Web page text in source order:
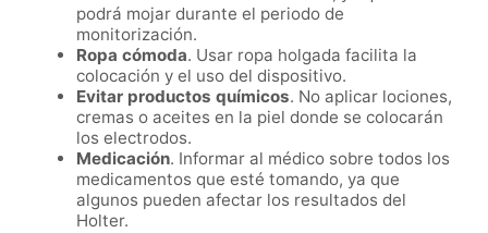
podrá mojar durante el periodo de
monitorización.
Ropa cómoda. Usar ropa holgada facilita la
colocación y el uso del dispositivo.
Evitar productos químicos. No aplicar lociones,
cremas o aceites en la piel donde se colocarán
los electrodos.
Medicación. Informar al médico sobre todos los
medicamentos que esté tomando, ya que
algunos pueden afectar los resultados del
Holter.